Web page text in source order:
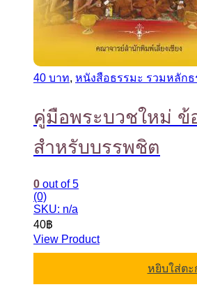
40 บาท, หนังสือธรรมะ รวมหลัก
คู่มือพระบวชใหม่ ข้
สำหรับบรรพชิต
0 out of 5
(0)
SKU: n/a
40฿
View Product
หยิบใส่ตะ